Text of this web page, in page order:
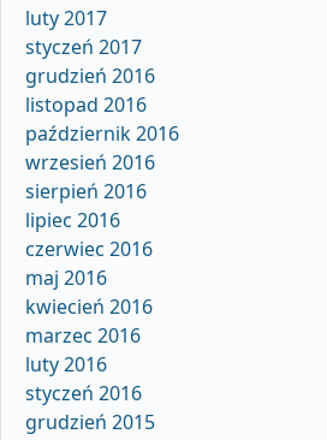
luty 2017
styczeń 2017
grudzień 2016
listopad 2016
październik 2016
wrzesień 2016
sierpień 2016
lipiec 2016
czerwiec 2016
maj 2016
kwiecień 2016
marzec 2016
luty 2016
styczeń 2016
grudzień 2015